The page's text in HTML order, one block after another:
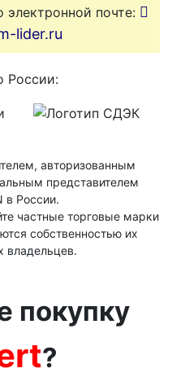
электронной почте:
lider.ru
России:
авторизованным
представителем
в России.
частные торговые марки
собственностью их
владельцев.
покупку
?